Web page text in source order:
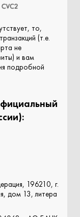
то,
(т.е.
не
и вам
подробной
196210, г.
дом 13, литера